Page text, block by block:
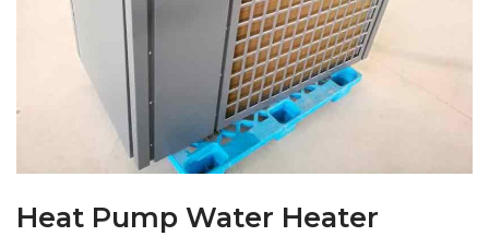
Heat Pump Water Heater